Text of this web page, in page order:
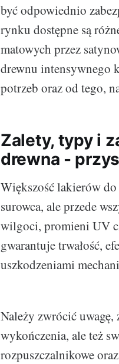
być odpowiednio
rynku dostępne są
matowych przez
drewnu intensywnego
potrzeb oraz od tego,
Zalety, typy i
drewna -
Większość lakierów
surowca, ale przede
wilgoci, promieni UV
gwarantuje trwałość,
uszkodzeniami
Należy zwrócić
wykończenia, ale też
rozpuszczalnikowe